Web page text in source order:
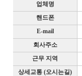
업체명
핸드폰
E-mail
회사주소
근무 지역
상세교통 (오시는길)